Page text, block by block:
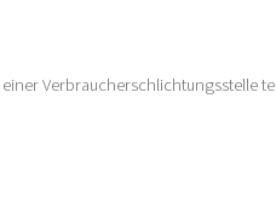
Verbraucherschlichtungsstelle